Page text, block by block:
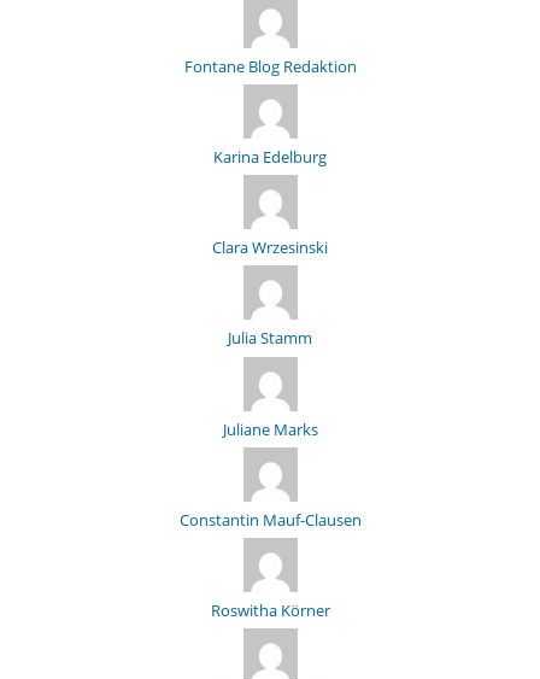
Fontane Blog Redaktion
Karina Edelburg
Clara Wrzesinski
Julia Stamm
Juliane Marks
Constantin Mauf-Clausen
Roswitha Körner